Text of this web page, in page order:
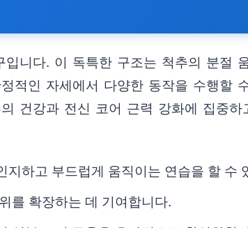
니다. 이 독특한 구조는 척추의 분절
적인 자세에서 다양한 동작을 수행할
건강과 전신 코어 근력 강화에 집중
하고 부드럽게 움직이는 연습을 할 수
를 확장하는 데 기여합니다.